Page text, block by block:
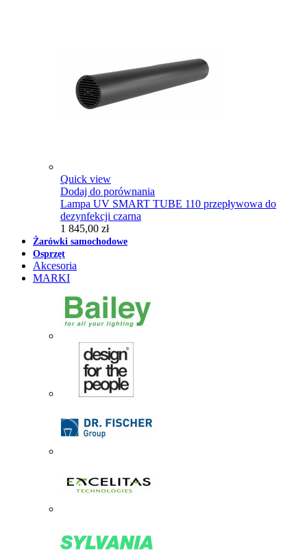
Quick view
Dodaj do porównania
Lampa UV SMART TUBE 110 przepływowa do
dezynfekcji czarna
1 845,00 zł
Żarówki samochodowe
Osprzęt
Akcesoria
MARKI